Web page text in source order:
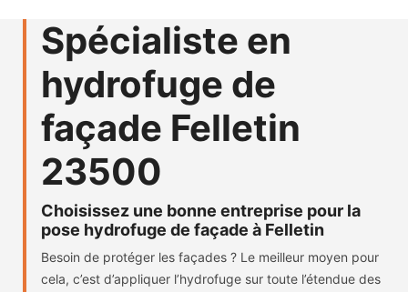
Spécialiste en
hydrofuge de
façade Felletin
23500
Choisissez une bonne entreprise pour la
pose hydrofuge de façade à Felletin
Besoin de protéger les façades ? Le meilleur moyen pour
cela, c’est d’appliquer l’hydrofuge sur toute l’étendue des